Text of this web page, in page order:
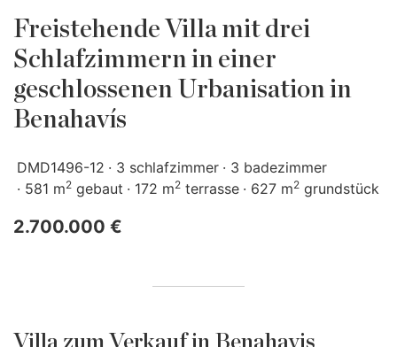
Freistehende Villa mit drei
Schlafzimmern in einer
geschlossenen Urbanisation in
Benahavís
DMD1496-12 3 schlafzimmer
3 badezimmer
581 m2 gebaut 172 m2 terrasse 627 m2 grundstück
2.700.000 €
Villa zum Verkauf in Benahavis